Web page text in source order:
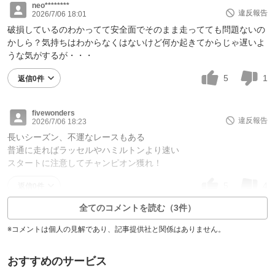
neo********
2026/7/06 18:01
違反報告
破損しているのわかってて安全面でそのまま走ってても問題ないの
かしら？気持ちはわからなくはないけど何か起きてからじゃ遅いよ
うな気がするが・・・
返信0件 5 1
fivewonders
2026/7/06 18:23
違反報告
長いシーズン、不運なレースもある
普通に走ればラッセルやハミルトンより速い
スタートに注意してチャンピオン獲れ！
全てのコメントを読む（3件）
※コメントは個人の見解であり、記事提供社と関係はありません。
おすすめのサービス